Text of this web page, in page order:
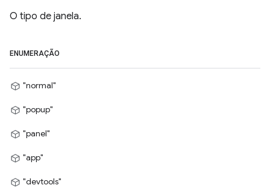
O tipo de janela.
ENUMERAÇÃO
"normal"
"popup"
"panel"
"app"
"devtools"